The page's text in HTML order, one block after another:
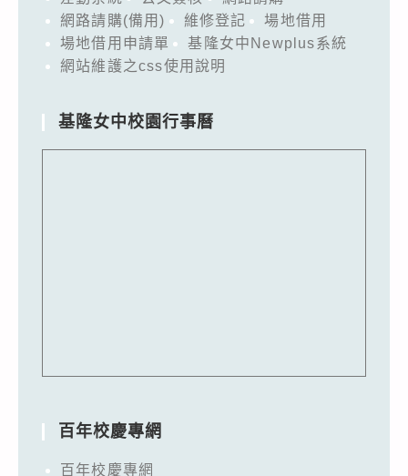
網路請購(備用)
維修登記
場地借用
場地借用申請單
基隆女中Newplus系統
網站維護之css使用說明
基隆女中校園行事曆
百年校慶專網
百年校慶專網